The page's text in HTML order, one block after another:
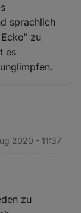
sprachlich
zu
es
2020 - 11:37
zu